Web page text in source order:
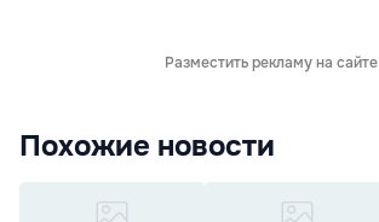
Разместить рекламу на сайте
Похожие новости